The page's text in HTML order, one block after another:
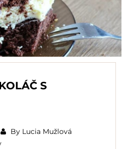
S
By Lucia Mužlová